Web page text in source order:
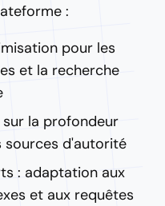
:
pour les
et la recherche
la profondeur
sources d'autorité
: adaptation aux
et aux requêtes